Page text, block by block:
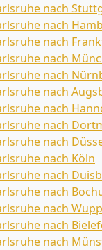
nach
nach
nach
nach
nach
nach
nach
nach
nach
nach Köln
nach
nach
nach
nach
nach